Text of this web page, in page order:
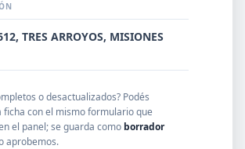
TRES ARROYOS, MISIONES
o desactualizados? Podés
ficha con el mismo formulario que
el panel; se guarda como borrador
aprobemos.